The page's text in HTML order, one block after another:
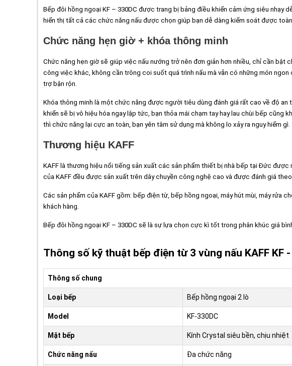
Bếp đôi hồng ngoại KF – 330DC được trang bị bảng điều khiển cảm ứng siêu nhạy
hiển thị tất cả các chức năng nấu được chọn giúp bạn dễ dàng kiểm soát được toàn
Chức năng hẹn giờ + khóa thông minh
Chức năng hẹn giờ sẽ giúp việc nấu nướng trở nên đơn giản hơn nhiều, chỉ cần bật
công việc khác, không cần trông coi suốt quá trình nấu mà vẫn có những món
trợ bận rộn.
Khóa thông minh là một chức năng được người tiêu dùng đánh giá rất cao về độ
khiển sẽ bị vô hiệu hóa ngay lập tức, bạn thỏa mái chạm tay hay lau chùi bếp cũng
thì chức năng lại cực an toàn, bạn yên tâm sử dụng mà không lo xảy ra nguy hiểm gì.
Thương hiệu KAFF
KAFF là thương hiệu nổi tiếng sản xuất các sản phẩm thiết bị nhà bếp tại Đức
của KAFF đều được sản xuất trên dây chuyền công nghệ cao và được đánh giá
Các sản phẩm của KAFF gồm: bếp điện từ, bếp hồng ngoại, máy hút mùi, máy rửa
khách hàng.
Bếp đôi hồng ngoại KF – 330DC sẽ là sự lựa chọn cực kì tốt trong phân khúc giá
Thông số kỹ thuật bếp điện từ 3 vùng nấu KAFF KF -
Thông số chung
Loại bếp Bếp hồng ngoại 2 lò
Model KF-330DC
Mặt bếp Kính Crystal siêu bền, chịu nhiệt
Chức năng nấu Đa chức năng